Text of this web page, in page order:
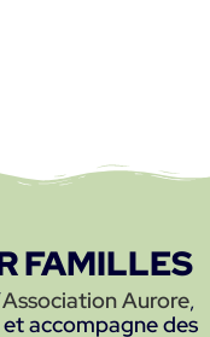
FAMILLES
Association Aurore,
accompagne des